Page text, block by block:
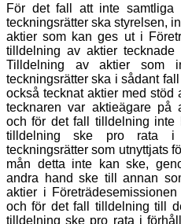
För det fall att inte samtliga
teckningsrätter ska styrelsen,
aktier som kan ges ut i
tilldelning av aktier tecknade
Tilldelning av aktier som
teckningsrätter ska i sådant
också tecknat aktier med stöd
tecknaren var aktieägare på
och för det fall tilldelning
tilldelning ske pro rata i
teckningsrätter som utnyttjats
mån detta inte kan ske,
andra hand ske till annan
aktier i
och för det fall tilldelning till
tilldelning ske pro rata i